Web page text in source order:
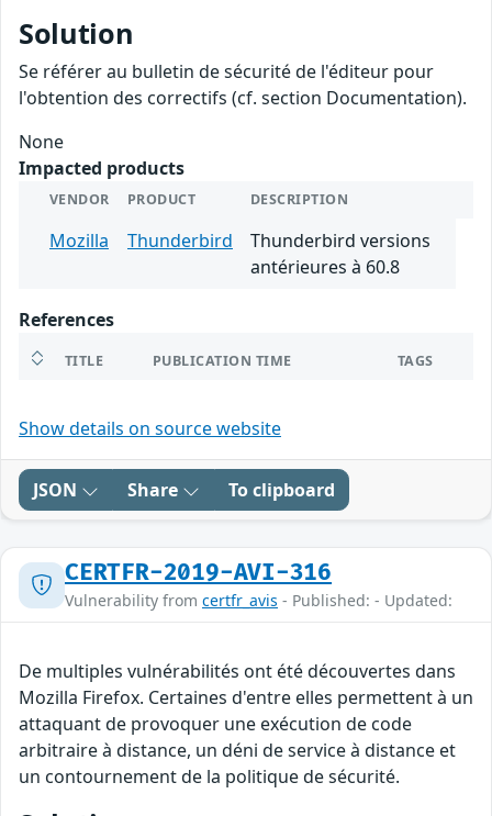
Solution
Se référer au bulletin de sécurité de l'éditeur pour
l'obtention des correctifs (cf. section Documentation).
None
Impacted products
VENDOR PRODUCT DESCRIPTION
Mozilla Thunderbird
Thunderbird versions
antérieures à 60.8
References
TITLE PUBLICATION TIME TAGS
Show details on source website
JSON Share To clipboard
CERTFR-2019-AVI-316
Vulnerability from certfr_avis - Published: - Updated:
De multiples vulnérabilités ont été découvertes dans
Mozilla Firefox. Certaines d'entre elles permettent à un
attaquant de provoquer une exécution de code
arbitraire à distance, un déni de service à distance et
un contournement de la politique de sécurité.